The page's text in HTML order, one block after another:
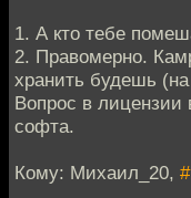
1. А кто тебе
2. Правомерно.
хранить будешь
Вопрос в лицензии
софта.
Кому: Михаил_20,